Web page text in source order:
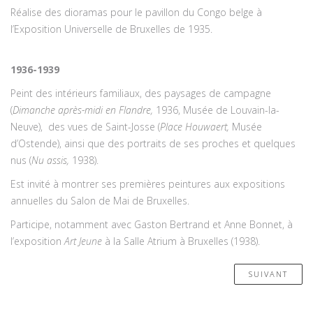
Réalise des dioramas pour le pavillon du Congo belge à
l’Exposition Universelle de Bruxelles de 1935.
1936-1939
Peint des intérieurs familiaux, des paysages de campagne
(Dimanche après-midi en Flandre, 1936, Musée de Louvain-la-
Neuve), des vues de Saint-Josse (Place Houwaert, Musée
d’Ostende), ainsi que des portraits de ses proches et quelques
nus (Nu assis, 1938).
Est invité à montrer ses premières peintures aux expositions
annuelles du Salon de Mai de Bruxelles.
Participe, notamment avec Gaston Bertrand et Anne Bonnet, à
l’expositionArt Jeune à la Salle Atrium à Bruxelles (1938).
SUIVANT